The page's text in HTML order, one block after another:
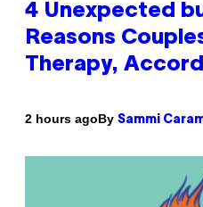
4 Unexpected
Reasons
Therapy,
2 hours agoBy Sammi